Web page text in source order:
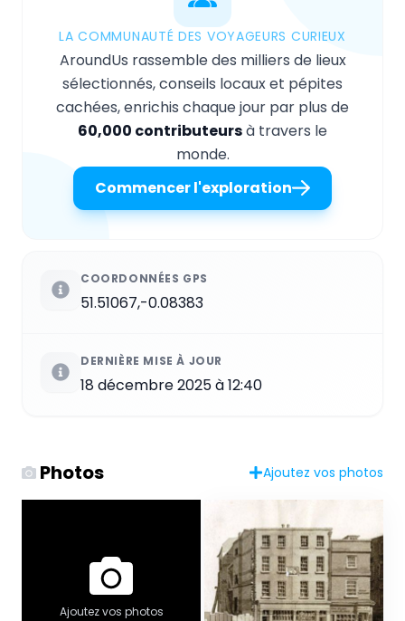
LA COMMUNAUTÉ DES VOYAGEURS CURIEUX
AroundUs rassemble des milliers de lieux
sélectionnés, conseils locaux et pépites
cachées, enrichis chaque jour par plus de
60,000 contributeursà travers le
monde.
Commencer l'exploration
COORDONNÉES GPS
51.51067,-0.08383
DERNIÈRE MISE À JOUR
18 décembre 2025 à 12:40
Photos Ajoutez vos photos
Ajoutez vos photos